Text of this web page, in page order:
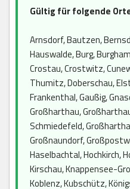
Gültig für folgende
Arnsdorf, Bautzen,
Hauswalde, Burg,
Crostau, Crostwitz,
Thumitz, Doberschau,
Frankenthal, Gaußig,
Großharthau,
Schmiedefeld,
Großnaundorf,
Haselbachtal, Hochkirch,
Kirschau, Knappensee-
Koblenz, Kubschütz,